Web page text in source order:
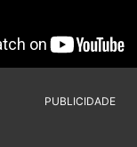
PUBLICIDADE